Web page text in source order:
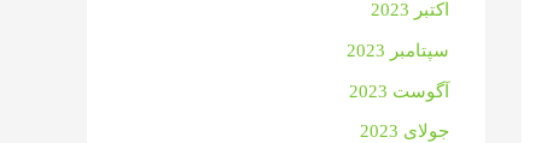
اکتبر 2023
سپتامبر 2023
آگوست 2023
جولای 2023